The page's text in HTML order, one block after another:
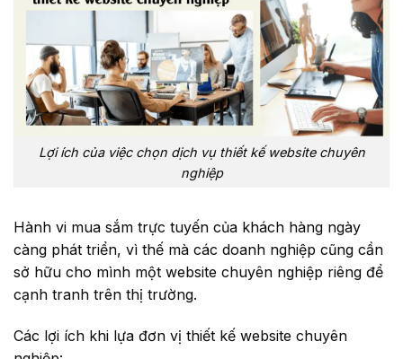
Lợi ích của việc chọn dịch vụ thiết kế website chuyên
nghiệp
Hành vi mua sắm trực tuyến của khách hàng ngày
càng phát triển, vì thế mà các doanh nghiệp cũng cần
sở hữu cho mình một website chuyên nghiệp riêng để
cạnh tranh trên thị trường.
Các lợi ích khi lựa đơn vị thiết kế website chuyên